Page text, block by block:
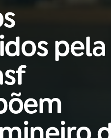
AO VIVO
pela